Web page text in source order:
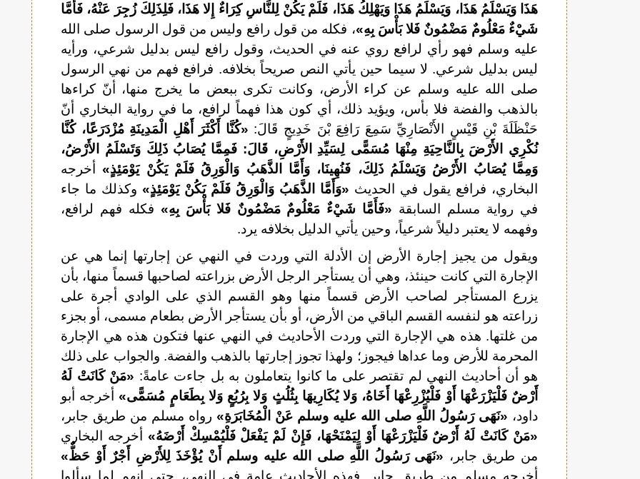
هَذَا وَيَسْلَمُ هَذَا، وَيَسْلَمُ هَذَا وَيَهْلِكُ هَذَا، فَلَمْ يَكُنْ لِلنَّاسِ كِرَاءٌ إِلا هَذَا، فَلِذَلِكَ زُجِرَ عَنْهُ، فَأَمَّا
شَيْءٌ مَعْلُومٌ مَضْمُونٌ فَلا بَأْسَ بِهِ»، فكله من قول رافع وليس من قول الرسول صلى الله
عليه وسلم فهو رأي لرافع روي عنه في الحديث، وقول رافع ليس بدليل شرعي، ورأيه
ليس بدليل شرعي. لا سيما حين يأتي النص صريحاً بخلافه. فرافع فهم من نهي الرسول
صلى الله عليه وسلم عن كراء الأرض، وكانت تكرى ببعض ما يخرج منها، أنّ كراءها
بالذهب والفضة فلا بأس، ويؤيد ذلك، أي كون هذا فهماً لرافع، ما في رواية البخاري أنّ
حَنْظَلَةَ بْنِ قَيْسٍ الأَنْصَارِيِّ سَمِعَ رَافِعَ بْنَ خَدِيجٍ قَالَ: «كُنَّا أَكْثَرَ أَهْلِ الْمَدِينَةِ مُزْدَرَعًا، كُنَّا
نُكْرِي الأَرْضَ بِالنَّاحِيَةِ مِنْهَا مُسَمًّى لِسَيِّدِ الأَرْضِ، قَالَ: فَمِمَّا يُصَابُ ذَلِكَ وَتَسْلَمُ الأَرْضُ،
وَمِمَّا يُصَابُ الأَرْضُ وَيَسْلَمُ ذَلِكَ، فَنُهِينَا، وَأَمَّا الذَّهَبُ وَالْوَرِقُ فَلَمْ يَكُنْ يَوْمَئِذٍ»أخرجه
البخاري، فرافع يقول في الحديث «وَأَمَّا الذَّهَبُ وَالْوَرِقُ فَلَمْ يَكُنْ يَوْمَئِذٍ» وكذلك ما جاء
في رواية مسلم السابقة «فَأَمَّا شَيْءٌ مَعْلُومٌ مَضْمُونٌ فَلا بَأْسَ بِهِ» فكله فهم لرافع،
وفهمه لا يعتبر دليلاً شرعياً، وحين يأتي الدليل بخلافه يرد.
ويقول من يجيز إجارة الأرض إن الأدلة التي وردت في النهي عن إجارتها إنما هي عن
الإجارة التي كانت حينئذ، وهي أن يستأجر الرجل الأرض بزراعته لصاحبها قسماً منها، بأن
يزرع المستأجر لصاحب الأرض قسماً منها وهو القسم الذي على الوادي أجرة على
زراعته هو لنفسه القسم الباقي من الأرض، أو بأن يستأجر الأرض بطعام مسمى، أو بجزء
من غلتها. هذه هي الإجارة التي وردت الأحاديث في النهي عنها فتكون هذه هي الإجارة
المحرمة للأرض وما عداها فيجوز؛ ولهذا تجوز إجارتها بالذهب والفضة. والجواب على ذلك
هو أن أحاديث النهي لم تقتصر على ما كانوا يتعاملون به بل جاءت عامةً: «مَنْ كَانَتْ لَهُ
أَرْضٌ فَلْيَزْرَعْهَا أَوْ فَلْيُزْرِعْهَا أَخَاهُ، وَلا يُكَارِيهَا بِثُلُثٍ وَلا بِرُبُعٍ وَلا بِطَعَامٍ مُسَمًّى»أخرجه أبو
داود، «نَهَى رَسُولُ اللَّهِ صلى الله عليه وسلم عَنْ الْمُخَابَرَةِ» رواه مسلم من طريق جابر،
«مَنْ كَانَتْ لَهُ أَرْضٌ فَلْيَزْرَعْهَا أَوْ لِيَمْنَحْهَا، فَإِنْ لَمْ يَفْعَلْ فَلْيُمْسِكْ أَرْضَهُ» أخرجه البخاري
من طريق جابر، «نَهَى رَسُولُ اللَّهِ صلى الله عليه وسلم أَنْ يُؤْخَذَ لِلأَرْضِ أَجْرٌ أَوْ حَظٌّ»
أخرجه مسلم من طريق جابر. فهذه الأحاديث عامة في النهي، حتى إنهم لما سألوا